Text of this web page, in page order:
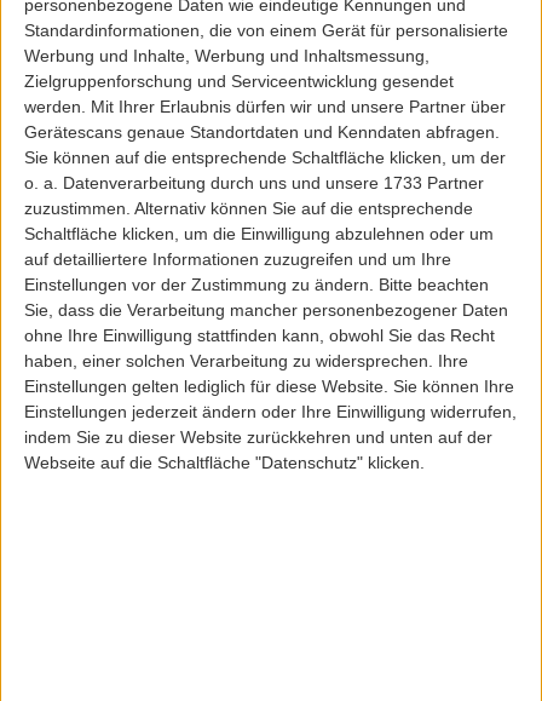
personenbezogene Daten wie eindeutige Kennungen und
Standardinformationen, die von einem Gerät für personalisierte
Werbung und Inhalte, Werbung und Inhaltsmessung,
Zielgruppenforschung und Serviceentwicklung gesendet
werden.
Mit Ihrer Erlaubnis dürfen wir und unsere Partner über
Gerätescans genaue Standortdaten und Kenndaten abfragen.
Sie können auf die entsprechende Schaltfläche klicken, um der
o. a. Datenverarbeitung durch uns und unsere 1733 Partner
zuzustimmen. Alternativ können Sie auf die entsprechende
Schaltfläche klicken, um die Einwilligung abzulehnen oder um
auf detailliertere Informationen zuzugreifen und um Ihre
Einstellungen vor der Zustimmung zu ändern.
Bitte beachten
Sie, dass die Verarbeitung mancher personenbezogener Daten
ohne Ihre Einwilligung stattfinden kann, obwohl Sie das Recht
haben, einer solchen Verarbeitung zu widersprechen. Ihre
Einstellungen gelten lediglich für diese Website. Sie können Ihre
Einstellungen jederzeit ändern oder Ihre Einwilligung widerrufen,
indem Sie zu dieser Website zurückkehren und unten auf der
Webseite auf die Schaltfläche "Datenschutz" klicken.
diese Gelegenheit, um großartigeAngebote für Damenmodezu ergattern und
gleichzeitig deinen Geldbeutel zu schonen. Im Big Lebowski Online Shop findest
du reduzierte Kleidung, die deinen individuellen Stil unterstreicht und dabei
preiswert ist.
Stöbere jetzt imSaleund finde deine neuen Lieblingsstücke!
VERPASSE KEINE NEUIGKEITEN
Melde dich zu unserem Newsletter an und bleib immer auf dem
Laufenden.
Deine E-Mail-Adresse
Pflichtfeld
Geburtstag